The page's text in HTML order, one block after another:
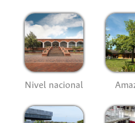
Nivel nacional